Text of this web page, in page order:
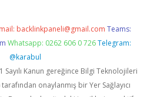
backlinkpaneli@gmail.com Teams:
Whatsapp: 0262 606 0 726 Telegram:
@karabul
Sayılı Kanun gereğince Bilgi Teknolojileri
onaylanmış bir Yer Sağlayıcı